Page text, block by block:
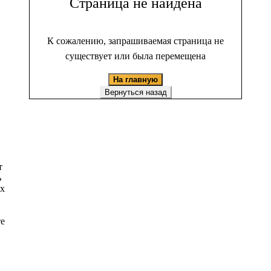
К сожалению, запрашиваемая страница не
существует или была перемещена
На главную
Вернуться назад